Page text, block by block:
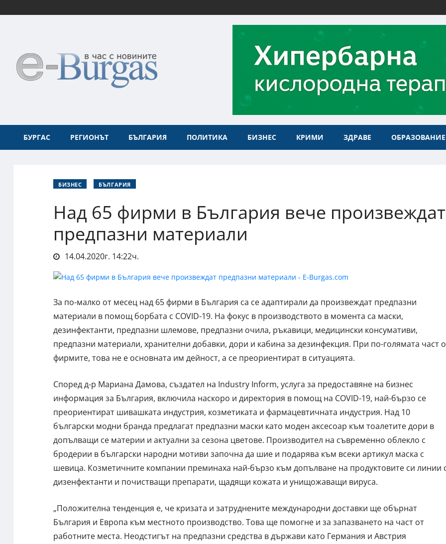
БУРГАС РЕГИОНЪТ БЪЛГАРИЯ ПОЛИТИКА БИЗНЕС КРИМИ ЗДРАВЕ ОБРАЗОВАНИЕ
БИЗНЕС БЪЛГАРИЯ
Над 65 фирми в България вече произвеждат
предпазни материали
14.04.2020г. 14:22ч.
За по-малко от месец над 65 фирми в България са се адаптирали да произвеждат предпазни
материали в помощ борбата с COVID-19. На фокус в производството в момента са маски,
дезинфектанти, предпазни шлемове, предпазни очила, ръкавици, медицински консумативи,
предпазни материали, хранителни добавки, дори и кабина за дезинфекция. При по-голямата част
фирмите, това не е основната им дейност, а се преориентират в ситуацията.
Според д-р Мариана Дамова, създател на Industry Inform, услуга за предоставяне на бизнес
информация за България, включила наскоро и директория в помощ на COVID-19, най-бързо се
преориентират шивашката индустрия, козметиката и фармацевтичната индустрия. Над 10
български модни бранда предлагат предпазни маски като моден аксесоар към тоалетите дори в
допълващи се материи и актуални за сезона цветове. Производител на съвременно облекло с
бродерии в български народни мотиви започна да шие и подарява към всеки артикул маска с
шевица. Козметичните компании преминаха най-бързо към допълване на продуктовите си линии
дизенфектанти и почистващи препарати, щадящи кожата и унищожаващи вируса.
„Положителна тенденция е, че кризата и затруднените международни доставки ще обърнат
България и Европа към местното производство. Това ще помогне и за запазването на част от
работните места. Неодстигът на предпазни средства в държави като Германия и Австрия